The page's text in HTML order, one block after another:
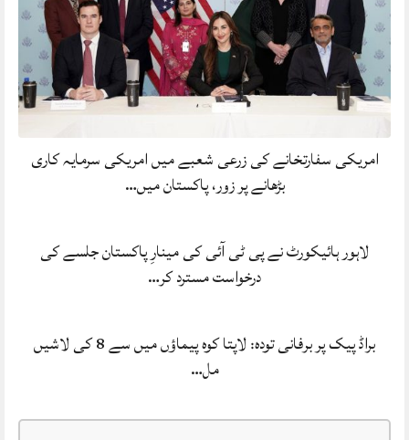
امریکی سفارتخانے کی زرعی شعبے میں امریکی سرمایہ کاری
بڑھانے پر زور، پاکستان میں…
لاہور ہائیکورٹ نے پی ٹی آئی کی مینارِ پاکستان جلسے کی
درخواست مسترد کر…
براڈ پیک پر برفانی تودہ: لاپتا کوہ پیماؤں میں سے 8 کی لاشیں
مل…